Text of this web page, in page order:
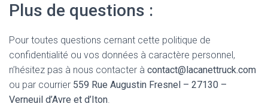
Plus de questions :
Pour toutes questions cernant cette politique de
confidentialité ou vos données à caractère personnel,
n’hésitez pas à nous contacter à contact@lacanettruck.com
ou par courrier 559 Rue Augustin Fresnel – 27130 –
Verneuil d’Avre et d’Iton.